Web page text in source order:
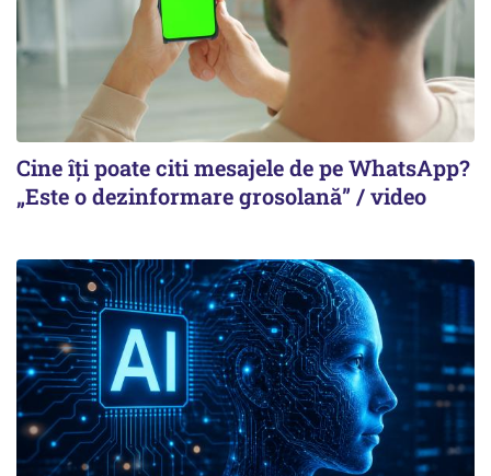
Cine îți poate citi mesajele de pe WhatsApp?
„Este o dezinformare grosolană” / video